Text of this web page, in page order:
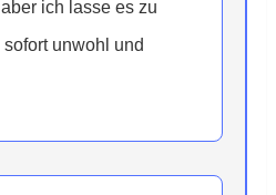
ich lasse es zu
sofort unwohl und